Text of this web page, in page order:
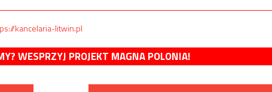
kancelaria-litwin.pl
WESPRZYJ PROJEKT MAGNA POLONIA!